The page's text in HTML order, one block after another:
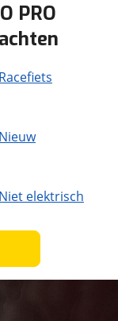
PRO
Niet elektrisch